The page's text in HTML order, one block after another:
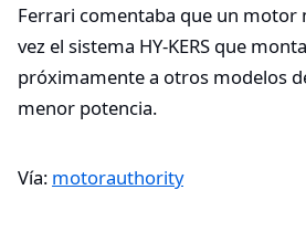
Ferrari comentaba que un motor
vez el sistema HY-KERS que
próximamente a otros modelos
menor potencia.
Vía: motorauthority